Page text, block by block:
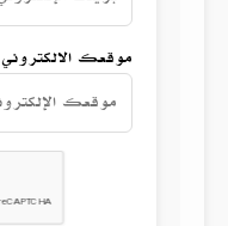
موقعك الالكتروني